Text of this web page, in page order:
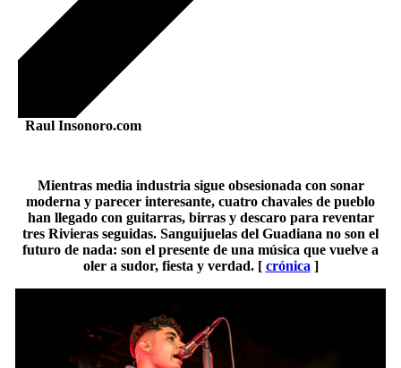
Raul Insonoro.com
Mientras media industria sigue obsesionada con sonar
moderna y parecer interesante, cuatro chavales de pueblo
han llegado con guitarras, birras y descaro para reventar
tres Rivieras seguidas. Sanguijuelas del Guadiana no son el
futuro de nada: son el presente de una música que vuelve a
oler a sudor, fiesta y verdad. [ crónica ]